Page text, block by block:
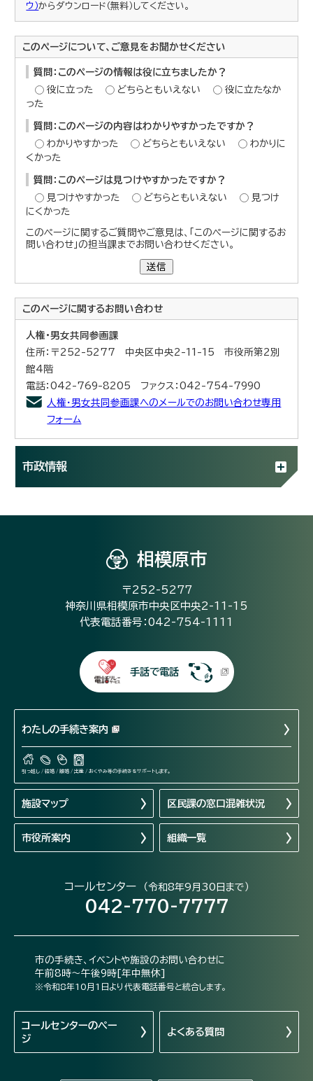
ウ）からダウンロード（無料）してください。
このページについて、ご意見をお聞かせください
質問：このページの情報は役に立ちましたか？
役に立った
どちらともいえない
役に立たなか
った
質問：このページの内容はわかりやすかったですか？
わかりやすかった
どちらともいえない
わかりに
くかった
質問：このページは見つけやすかったですか？
見つけやすかった
どちらともいえない
見つけ
にくかった
このページに関するご質問やご意見は、「このページに関するお
問い合わせ」の担当課までお問い合わせください。
送信
このページに関するお問い合わせ
人権・男女共同参画課
住所：〒252-5277 中央区中央2-11-15 市役所第2別
館4階
電話：042-769-8205 ファクス：042-754-7990
人権・男女共同参画課へのメールでのお問い合わせ専用
フォーム
市政情報
相模原市
〒252-5277
神奈川県相模原市中央区中央2-11-15
代表電話番号：042-754-1111
手話で電話
わたしの手続き案内
引っ越し / 結婚 / 離婚 / 出産 / おくやみ等の手続きをサポートします。
施設マップ 区民課の窓口混雑状況
市役所案内 組織一覧
コールセンター （令和8年9月30日まで）
042-770-7777
市の手続き、イベントや施設のお問い合わせに
午前8時～午後9時[年中無休]
※令和8年10月1日より代表電話番号と統合します。
コールセンターのペー
ジ
よくある質問